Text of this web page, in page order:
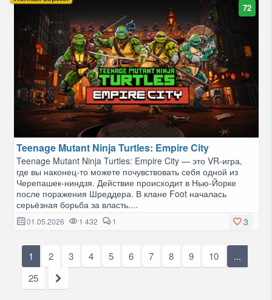
72
Teenage Mutant Ninja Turtles: Empire City
Teenage Mutant Ninja Turtles: Empire City — это VR-игра,
где вы наконец-то можете почувствовать себя одной из
Черепашек-ниндзя. Действие происходит в Нью-Йорке
после поражения Шреддера. В клане Foot началась
серьёзная борьба за власть....
3
01.05.2026 1 432 1
1 2 3 4 5 6 7 8 9 10
...
25